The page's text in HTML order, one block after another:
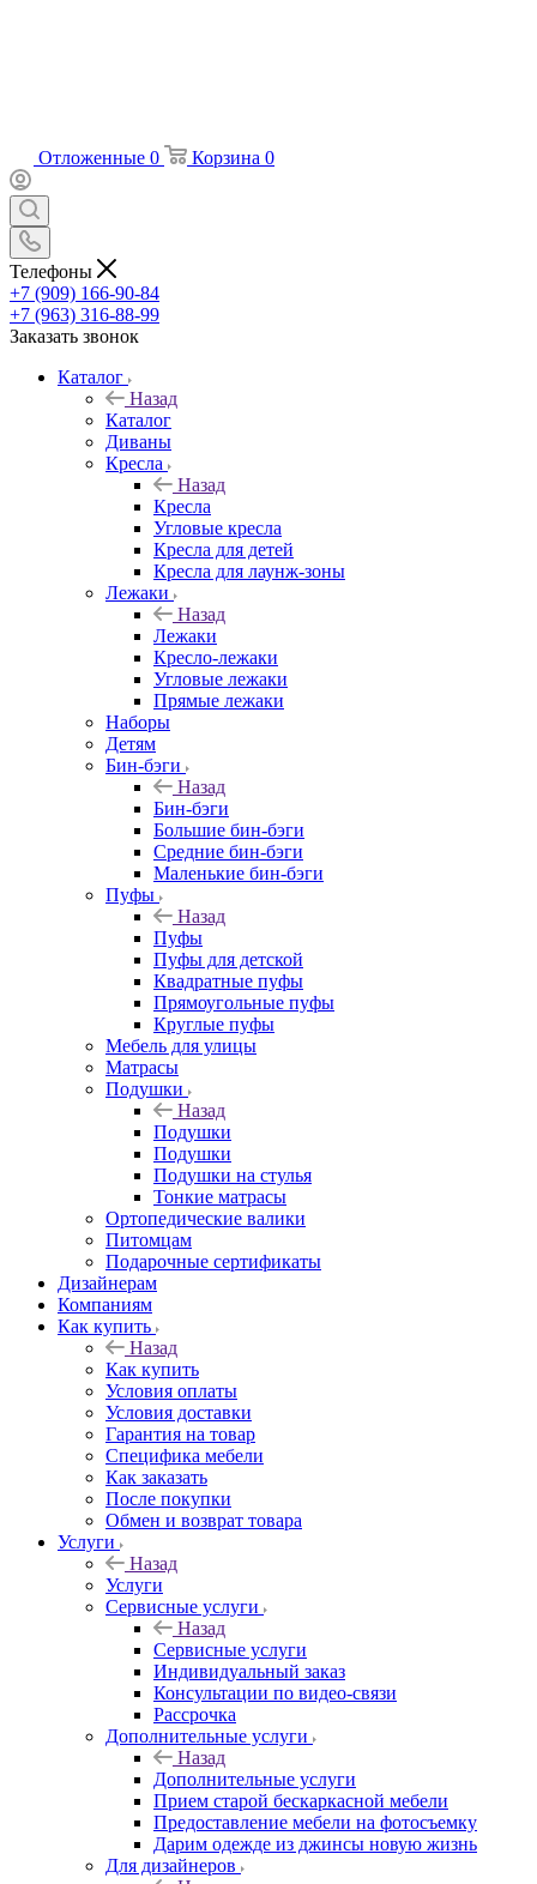
Отложенные 0 Корзина 0
Телефоны
+7 (909) 166-90-84
+7 (963) 316-88-99
Заказать звонок
Каталог
Назад
Каталог
Диваны
Кресла
Назад
Кресла
Угловые кресла
Кресла для детей
Кресла для лаунж-зоны
Лежаки
Назад
Лежаки
Кресло-лежаки
Угловые лежаки
Прямые лежаки
Наборы
Детям
Бин-бэги
Назад
Бин-бэги
Большие бин-бэги
Средние бин-бэги
Маленькие бин-бэги
Пуфы
Назад
Пуфы
Пуфы для детской
Квадратные пуфы
Прямоугольные пуфы
Круглые пуфы
Мебель для улицы
Матрасы
Подушки
Назад
Подушки
Подушки
Подушки на стулья
Тонкие матрасы
Ортопедические валики
Питомцам
Подарочные сертификаты
Дизайнерам
Компаниям
Как купить
Назад
Как купить
Условия оплаты
Условия доставки
Гарантия на товар
Специфика мебели
Как заказать
После покупки
Обмен и возврат товара
Услуги
Назад
Услуги
Сервисные услуги
Назад
Сервисные услуги
Индивидуальный заказ
Консультации по видео-связи
Рассрочка
Дополнительные услуги
Назад
Дополнительные услуги
Прием старой бескаркасной мебели
Предоставление мебели на фотосъемку
Дарим одежде из джинсы новую жизнь
Для дизайнеров